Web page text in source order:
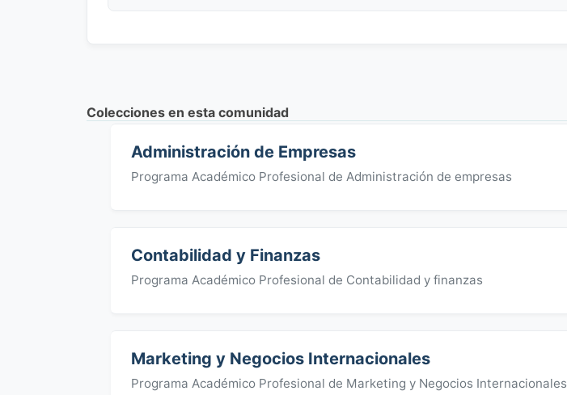
Colecciones en esta comunidad
Administración de Empresas
Programa Académico Profesional de Administración de empresas
Contabilidad y Finanzas
Programa Académico Profesional de Contabilidad y finanzas
Marketing y Negocios Internacionales
Programa Académico Profesional de Marketing y Negocios Internacionales